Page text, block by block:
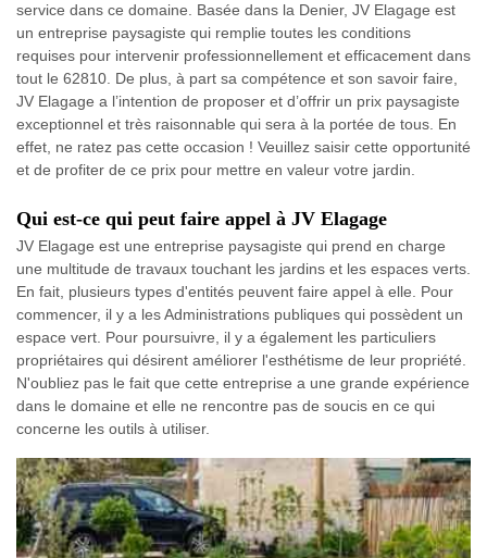
service dans ce domaine. Basée dans la Denier, JV Elagage est
un entreprise paysagiste qui remplie toutes les conditions
requises pour intervenir professionnellement et efficacement dans
tout le 62810. De plus, à part sa compétence et son savoir faire,
JV Elagage a l’intention de proposer et d’offrir un prix paysagiste
exceptionnel et très raisonnable qui sera à la portée de tous. En
effet, ne ratez pas cette occasion ! Veuillez saisir cette opportunité
et de profiter de ce prix pour mettre en valeur votre jardin.
Qui est-ce qui peut faire appel à JV Elagage
JV Elagage est une entreprise paysagiste qui prend en charge
une multitude de travaux touchant les jardins et les espaces verts.
En fait, plusieurs types d'entités peuvent faire appel à elle. Pour
commencer, il y a les Administrations publiques qui possèdent un
espace vert. Pour poursuivre, il y a également les particuliers
propriétaires qui désirent améliorer l'esthétisme de leur propriété.
N'oubliez pas le fait que cette entreprise a une grande expérience
dans le domaine et elle ne rencontre pas de soucis en ce qui
concerne les outils à utiliser.